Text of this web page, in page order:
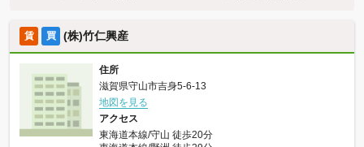
賃 買 (株)竹仁興産
住所
滋賀県守山市吉身5-6-13
地図を見る
アクセス
東海道本線/守山 徒歩20分